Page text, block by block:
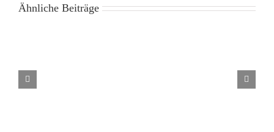
Ähnliche Beiträge